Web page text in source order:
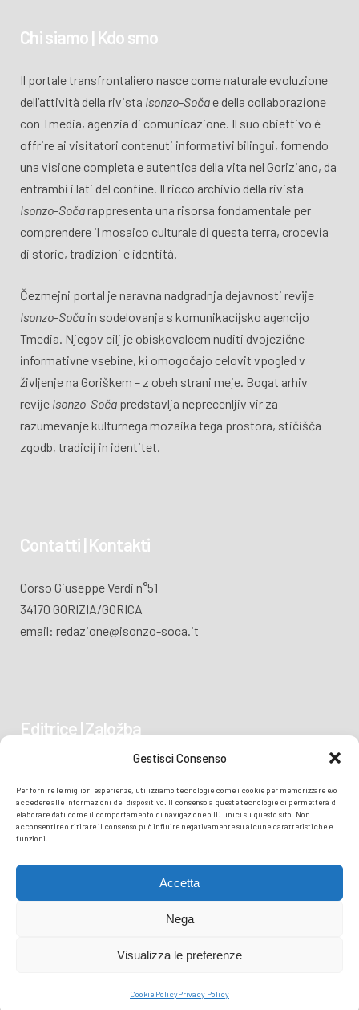
Gestisci Consenso
Per fornire le migliori esperienze, utilizziamo tecnologie come i cookie per memorizzare e/o
accedere alle informazioni del dispositivo. Il consenso a queste tecnologie ci permetterà di
elaborare dati come il comportamento di navigazione o ID unici su questo sito. Non
acconsentire o ritirare il consenso può influire negativamente su alcune caratteristiche e
funzioni.
Accetta
Nega
Visualizza le preferenze
Cookie PolicyPrivacy Policy
Chi siamo | Kdo smo
Il portale transfrontaliero nasce come naturale evoluzione
dell’attività della rivista Isonzo-Sočae della collaborazione
con Tmedia, agenzia di comunicazione. Il suo obiettivo è
offrire ai visitatori contenuti informativi bilingui, fornendo
una visione completa e autentica della vita nel Goriziano, da
entrambi i lati del confine. Il ricco archivio della rivista
Isonzo-Sočarappresenta una risorsa fondamentale per
comprendere il mosaico culturale di questa terra, crocevia
di storie, tradizioni e identità.
Čezmejni portal je naravna nadgradnja dejavnosti revije
Isonzo-Soča in sodelovanja s komunikacijsko agencijo
Tmedia. Njegov cilj je obiskovalcem nuditi dvojezične
informativne vsebine, ki omogočajo celovit vpogled v
življenje na Goriškem – z obeh strani meje. Bogat arhiv
revije Isonzo-Soča predstavlja neprecenljiv vir za
razumevanje kulturnega mozaika tega prostora, stičišča
zgodb, tradicij in identitet.
Contatti | Kontakti
Corso Giuseppe Verdi n°51
34170 GORIZIA/GORICA
email: redazione@isonzo-soca.it
Editrice | Založba
34170 GORIZIA/GORICA
COOKIE POLICY| PERFORMED BY TMEDIA.IT